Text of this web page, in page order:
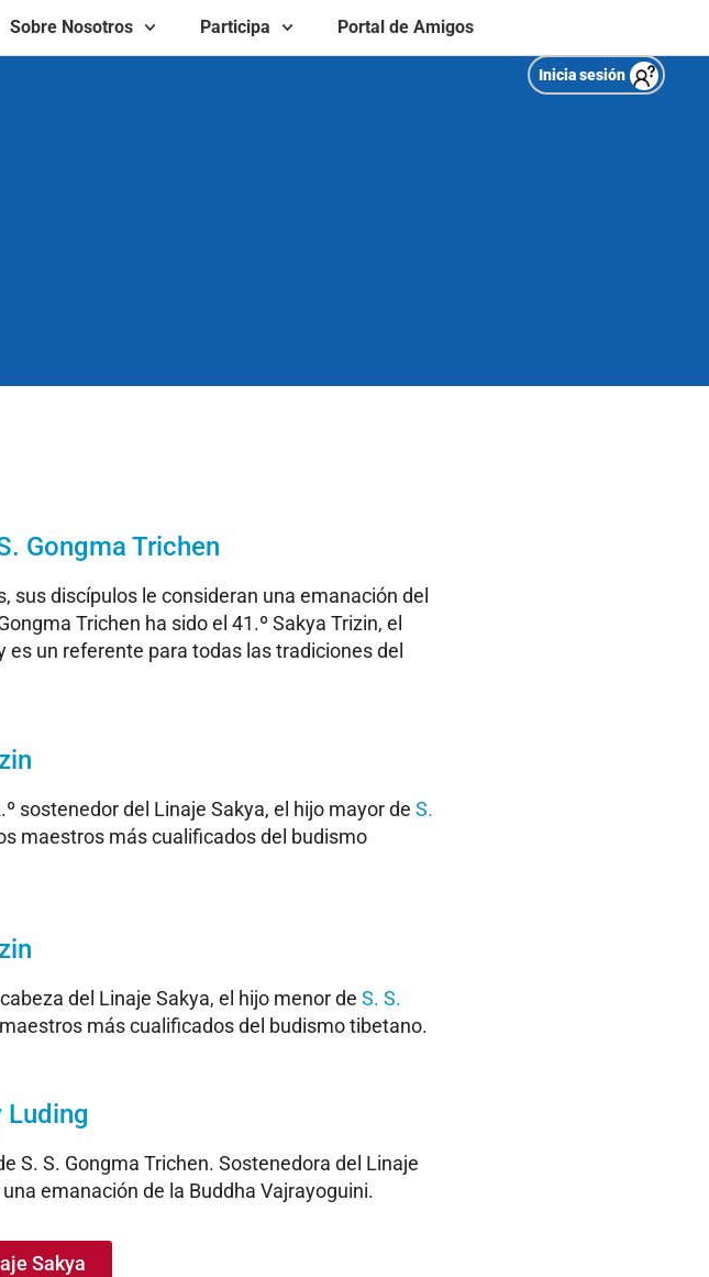
Inicia sesión
Sobre Nosotros Participa Portal de Amigos
Gongma Trichen
sus discípulos le consideran una emanación del
Trichen ha sido el 41.º Sakya Trizin, el
es un referente para todas las tradiciones del
sostenedor del Linaje Sakya, el hijo mayor de S.
maestros más cualificados del budismo
del Linaje Sakya, el hijo menor de S. S.
más cualificados del budismo tibetano.
Luding
S. S. Gongma Trichen. Sostenedora del Linaje
emanación de la Buddha Vajrayoguini.
Sakya